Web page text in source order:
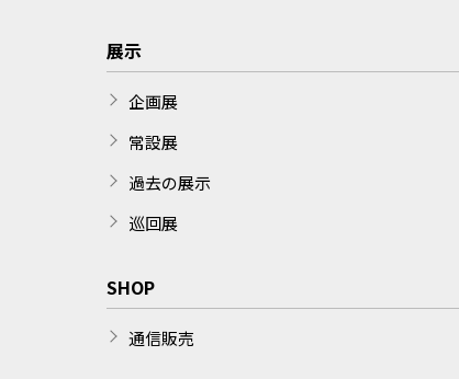
展示
企画展
常設展
過去の展示
巡回展
SHOP
通信販売